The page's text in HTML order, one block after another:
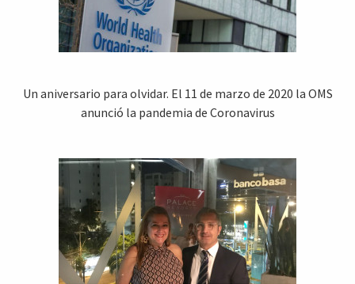
Un aniversario para olvidar. El 11 de marzo de 2020 la OMS
anunció la pandemia de Coronavirus